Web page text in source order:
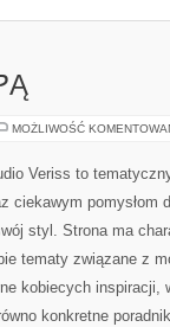
MOŻLIWOŚĆ
Veriss to
ciekawym pomysłom
styl. Strona ma
tematy związane z
kobiecych
konkretne